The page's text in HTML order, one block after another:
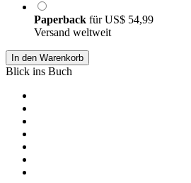
Paperback fürUS$ 54,99
Versand weltweit
In den Warenkorb
Blick ins Buch